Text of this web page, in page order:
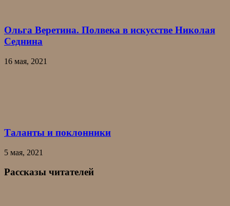
Ольга Веретина. Полвека в искусстве Николая
Седнина
16 мая, 2021
Таланты и поклонники
5 мая, 2021
Рассказы читателей